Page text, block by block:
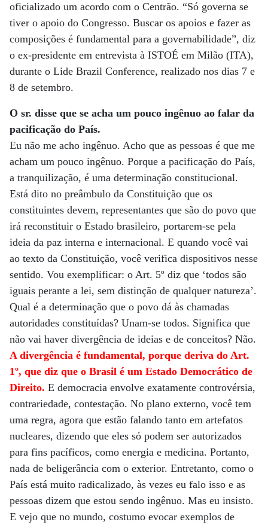
oficializado um acordo com o Centrão. “Só governa se
tiver o apoio do Congresso. Buscar os apoios e fazer as
composições é fundamental para a governabilidade”, diz
o ex-presidente em entrevista à ISTOÉ em Milão (ITA),
durante o Lide Brazil Conference, realizado nos dias 7 e
8 de setembro.
O sr. disse que se acha um pouco ingênuo ao falar da
pacificação do País.
Eu não me acho ingênuo. Acho que as pessoas é que me
acham um pouco ingênuo. Porque a pacificação do País,
a tranquilização, é uma determinação constitucional.
Está dito no preâmbulo da Constituição que os
constituintes devem, representantes que são do povo que
irá reconstituir o Estado brasileiro, portarem-se pela
ideia da paz interna e internacional. E quando você vai
ao texto da Constituição, você verifica dispositivos nesse
sentido. Vou exemplificar: o Art. 5º diz que ‘todos são
iguais perante a lei, sem distinção de qualquer natureza’.
Qual é a determinação que o povo dá às chamadas
autoridades constituídas? Unam-se todos. Significa que
não vai haver divergência de ideias e de conceitos? Não.
A divergência é fundamental, porque deriva do Art.
1º, que diz que o Brasil é um Estado Democrático de
Direito. E democracia envolve exatamente controvérsia,
contrariedade, contestação. No plano externo, você tem
uma regra, agora que estão falando tanto em artefatos
nucleares, dizendo que eles só podem ser autorizados
para fins pacíficos, como energia e medicina. Portanto,
nada de beligerância com o exterior. Entretanto, como o
País está muito radicalizado, às vezes eu falo isso e as
pessoas dizem que estou sendo ingênuo. Mas eu insisto.
E vejo que no mundo, costumo evocar exemplos de